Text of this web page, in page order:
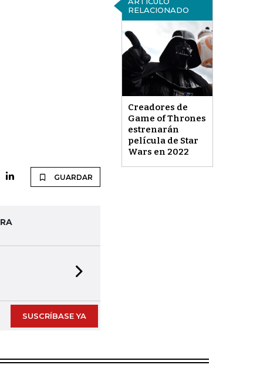
RELACIONADO
Creadores de
Game of Thrones
estrenarán
película de Star
Wars en 2022
GUARDAR
SUSCRÍBASE YA